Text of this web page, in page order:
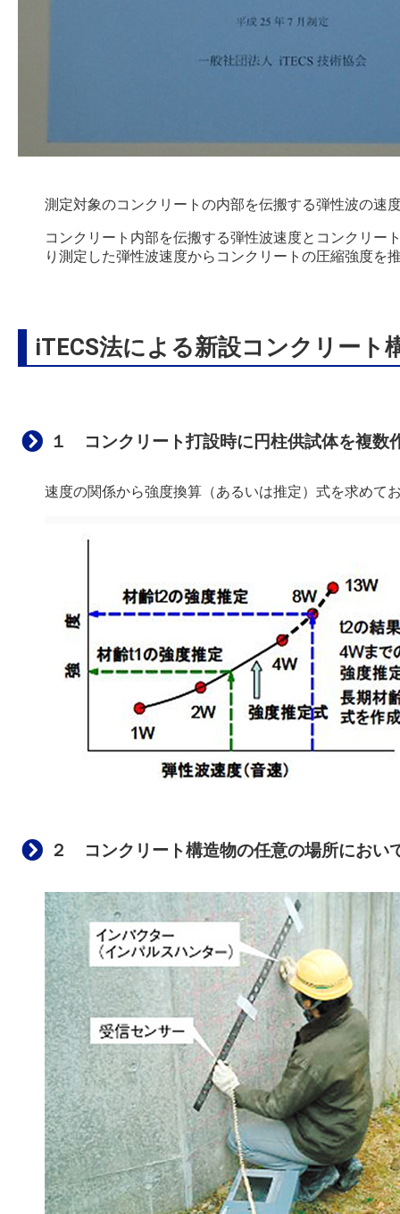
測定対象のコンクリートの内部を伝搬する弾性波の速
コンクリート内部を伝搬する弾性波速度とコンクリー
り測定した弾性波速度からコンクリートの圧縮強度を
iTECS法による新設コンクリート
１ コンクリート打設時に円柱供試体を複数
速度の関係から強度換算（あるいは推定）式を求めて
２ コンクリート構造物の任意の場所におい